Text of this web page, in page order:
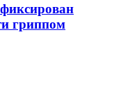
гриппом